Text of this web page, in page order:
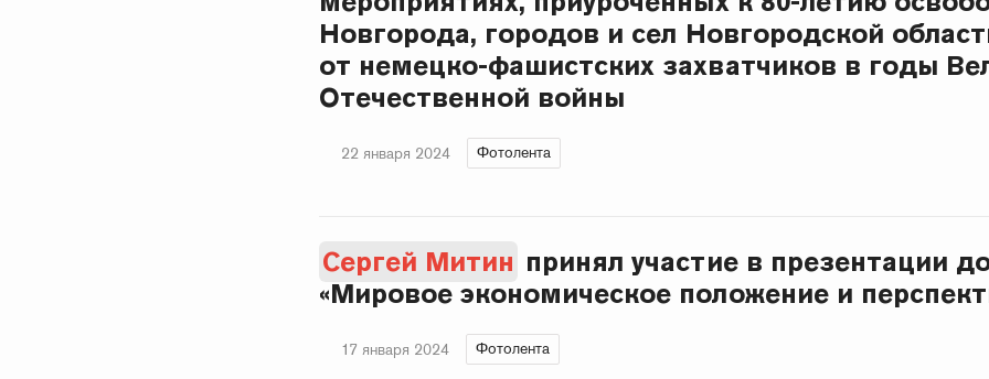
Новгорода, городов и сел Новгородской
от немецко-фашистских захватчиков в годы
Отечественной войны
22 января 2024 Фотолента
Сергей Митин принял участие в презентации
«Мировое экономическое положение и
17 января 2024 Фотолента